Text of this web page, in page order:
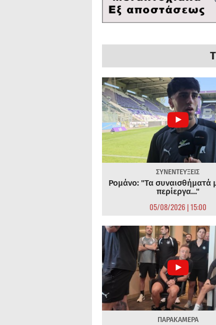
ΣΥΝΕΝΤΕΥΞΕΙΣ
Ρομάνο: "Τα συναισθήματά
περίεργα..."
05/08/2026 | 15:00
ΠΑΡΑΚΑΜΕΡΑ